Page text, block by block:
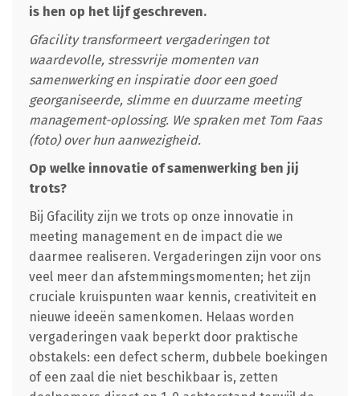
is hen op het lijf geschreven.
Gfacility transformeert vergaderingen tot
waardevolle, stressvrije momenten van
samenwerking en inspiratie door een goed
georganiseerde, slimme en duurzame meeting
management-oplossing. We spraken met Tom Faas
(foto) over hun aanwezigheid.
Op welke innovatie of samenwerking ben jij
trots?
Bij Gfacility zijn we trots op onze innovatie in
meeting management en de impact die we
daarmee realiseren. Vergaderingen zijn voor ons
veel meer dan afstemmingsmomenten; het zijn
cruciale kruispunten waar kennis, creativiteit en
nieuwe ideeën samenkomen. Helaas worden
vergaderingen vaak beperkt door praktische
obstakels: een defect scherm, dubbele boekingen
of een zaal die niet beschikbaar is, zetten